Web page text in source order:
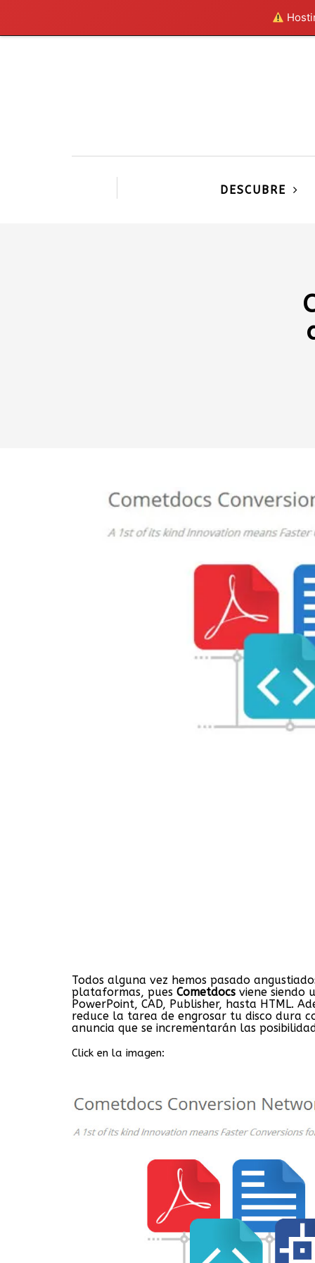
DESCUBRE
Todos alguna vez hemos pasado
plataformas, pues Cometdocs viene siendo
PowerPoint, CAD, Publisher, hasta HTML.
reduce la tarea de engrosar tu disco dura
anuncia que se incrementarán las
Click en la imagen: